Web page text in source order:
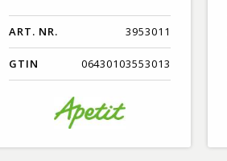
ART. NR. 3953011
GTIN 06430103553013